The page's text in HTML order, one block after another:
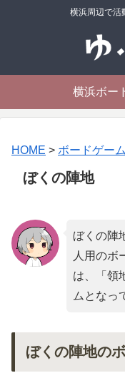
横浜周辺で活
横浜ボー
HOME > ボードゲー
ぼくの陣地
ぼくの陣
人用のボ
は、「 領
ムとなっ
ぼくの陣地の